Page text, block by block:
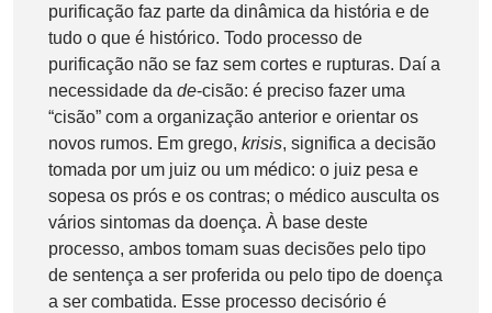
purificação faz parte da dinâmica da história e de
tudo o que é histórico. Todo processo de
purificação não se faz sem cortes e rupturas. Daí a
necessidade da de-cisão: é preciso fazer uma
“cisão” com a organização anterior e orientar os
novos rumos. Em grego, krisis, significa a decisão
tomada por um juiz ou um médico: o juiz pesa e
sopesa os prós e os contras; o médico ausculta os
vários sintomas da doença. À base deste
processo, ambos tomam suas decisões pelo tipo
de sentença a ser proferida ou pelo tipo de doença
a ser combatida. Esse processo decisório é